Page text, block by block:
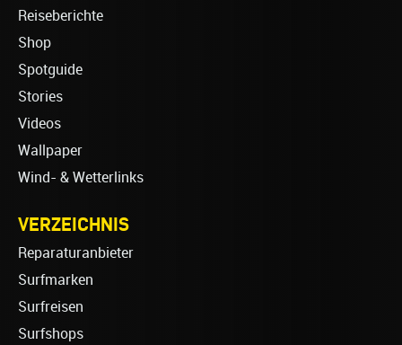
Reiseberichte
Shop
Spotguide
Stories
Videos
Wallpaper
Wind- & Wetterlinks
VERZEICHNIS
Reparaturanbieter
Surfmarken
Surfreisen
Surfshops